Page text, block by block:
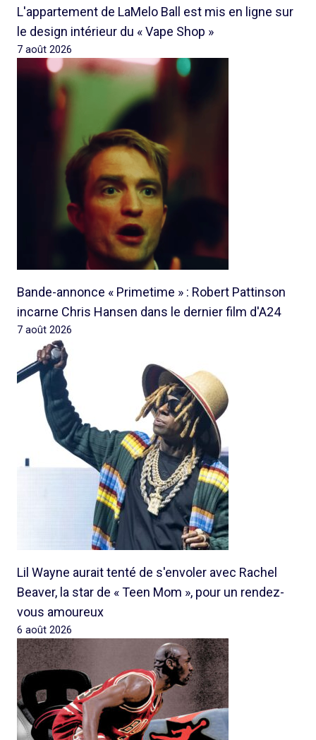
L'appartement de LaMelo Ball est mis en ligne sur
le design intérieur du « Vape Shop »
7 août 2026
Bande-annonce « Primetime » : Robert Pattinson
incarne Chris Hansen dans le dernier film d'A24
7 août 2026
Lil Wayne aurait tenté de s'envoler avec Rachel
Beaver, la star de « Teen Mom », pour un rendez-
vous amoureux
6 août 2026